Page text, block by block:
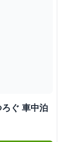
ぐ 車中泊